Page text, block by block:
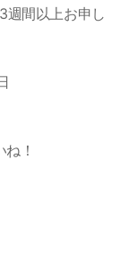
週間以上お申し
！